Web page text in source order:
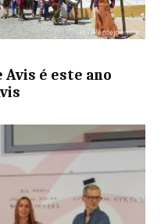
é este ano